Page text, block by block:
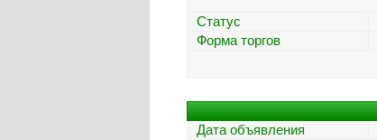
Статус
Форма торгов
Дата объявления